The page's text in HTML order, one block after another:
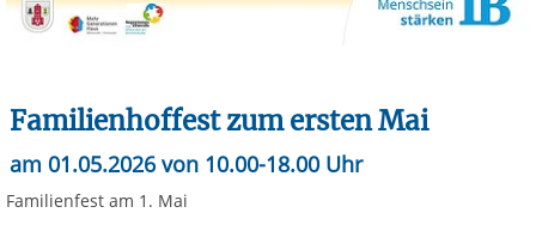
Familienhoffest zum ersten Mai
am 01.05.2026 von 10.00-18.00 Uhr
Familienfest am 1. Mai